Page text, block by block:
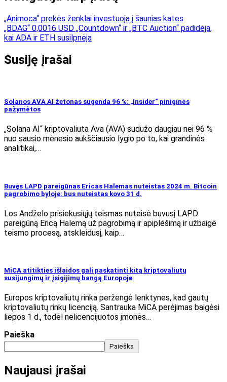
„Animoca“ prekės ženklai investuoja į šaunias kates
„BDAG“ 0,0016 USD „Countdown“ ir „BTC Auction“ padidėja,
kai ADA ir ETH susilpnėja
Susiję įrašai
Solanos AVA AI žetonas sugenda 96 %: „Insider“ piniginės
pažymėtos
„Solana AI“ kriptovaliuta Ava (AVA) sudužo daugiau nei 96 %
nuo sausio mėnesio aukščiausio lygio po to, kai grandinės
analitikai,…
Buvęs LAPD pareigūnas Ericas Halemas nuteistas 2024 m. Bitcoin
pagrobimo byloje: bus nuteistas kovo 31 d.
Los Andželo prisiekusiųjų teismas nuteisė buvusį LAPD
pareigūną Ericą Halemą už pagrobimą ir apiplėšimą ir užbaigė
teismo procesą, atskleidusį, kaip…
MiCA atitikties išlaidos gali paskatinti kitą kriptovaliutų
susijungimų ir įsigijimų bangą Europoje
Europos kriptovaliutų rinka peržengė lenktynes, kad gautų
kriptovaliutų rinkų licenciją. Santrauka MiCA perėjimas baigėsi
liepos 1 d., todėl nelicencijuotos įmonės…
Paieška
Paieška
Naujausi įrašai